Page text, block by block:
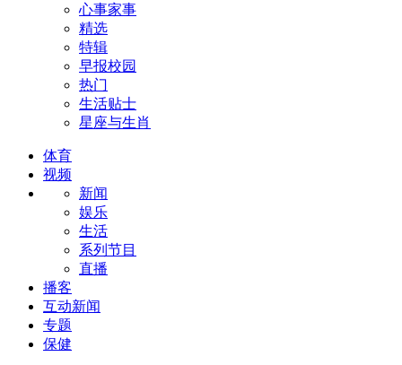
心事家事
精选
特辑
早报校园
热门
生活贴士
星座与生肖
体育
视频
新闻
娱乐
生活
系列节目
直播
播客
互动新闻
专题
保健